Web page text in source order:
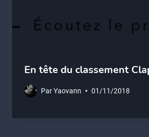
En tête du classement
ParYaovann 01/11/2018